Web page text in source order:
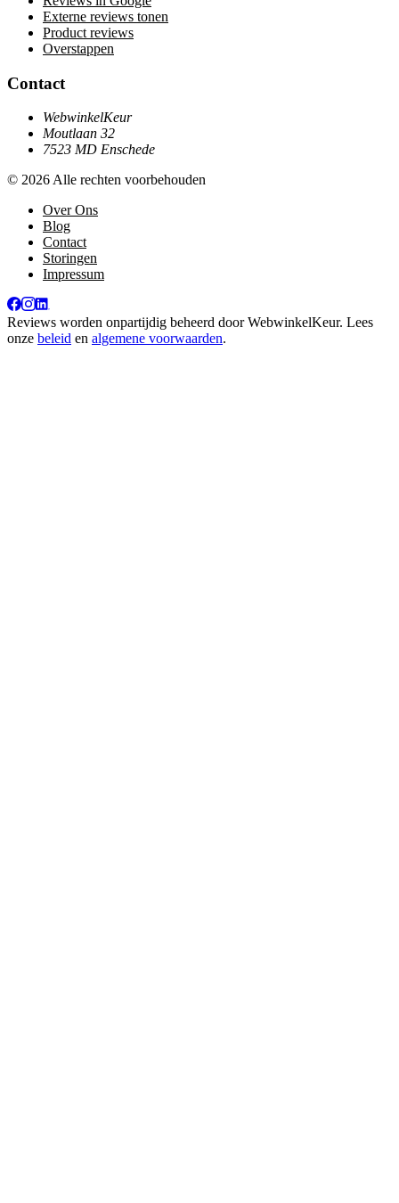
Externe reviews tonen
Product reviews
Overstappen
Contact
WebwinkelKeur
Moutlaan 32
7523 MD Enschede
© 2026 Alle rechten voorbehouden
Over Ons
Blog
Contact
Storingen
Impressum
Reviews worden onpartijdig beheerd doorWebwinkelKeur. Lees
onze beleid en algemene voorwaarden.